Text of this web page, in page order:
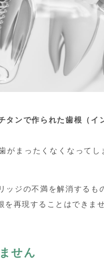
タンで作られた歯根（イ
がまったくなくなって
ッジの不満を解消する
再現することはできま
せん